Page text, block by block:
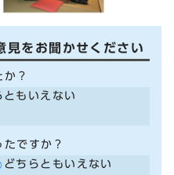
見をお聞かせください
？
ともいえない
ですか？
どちらともいえない